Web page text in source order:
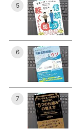
5
6
7